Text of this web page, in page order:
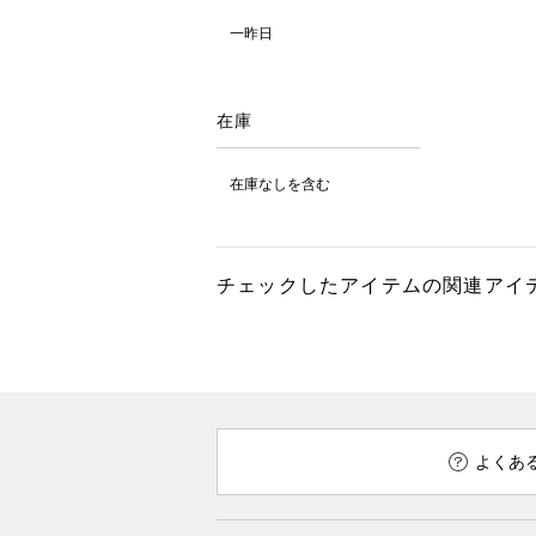
一昨日
在庫
在庫なしを含む
チェックしたアイテムの関連アイ
よくあ